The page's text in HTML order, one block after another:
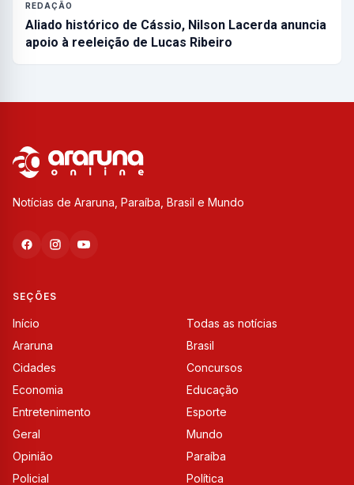
REDAÇÃO
Aliado histórico de Cássio, Nilson Lacerda anuncia
apoio à reeleição de Lucas Ribeiro
Notícias de Araruna, Paraíba, Brasil e Mundo
SEÇÕES
Início
Todas as notícias
Araruna
Brasil
Cidades
Concursos
Economia
Educação
Entretenimento
Esporte
Geral
Mundo
Opinião
Paraíba
Policial
Política